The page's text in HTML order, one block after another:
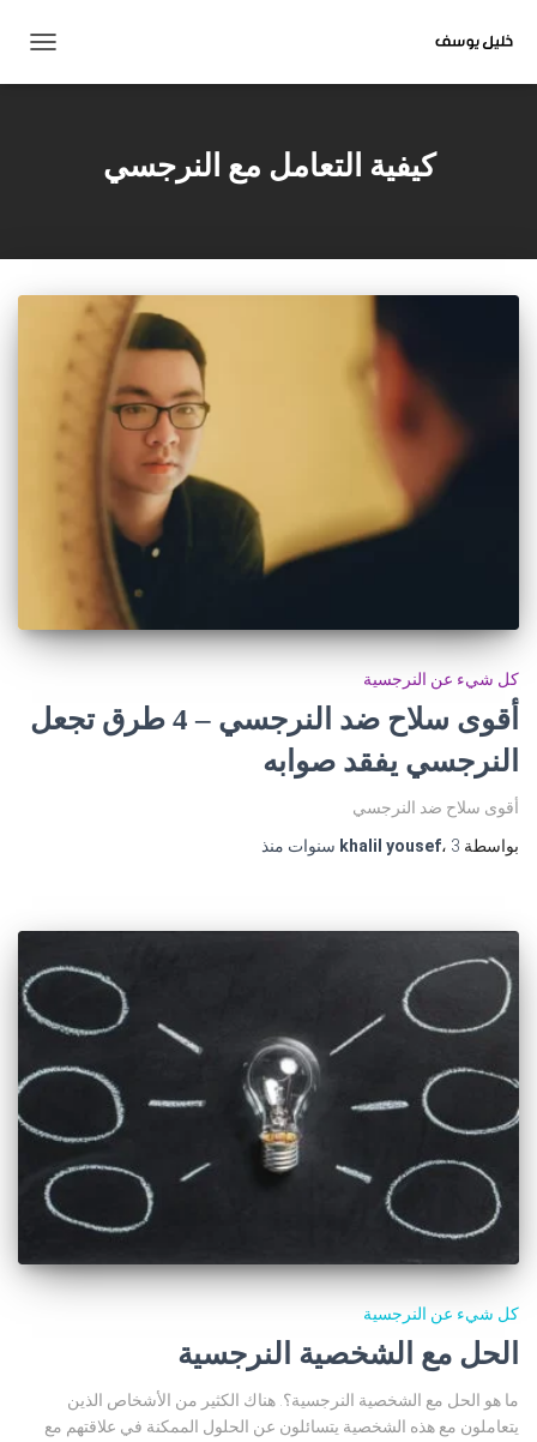
التنقل
كيفية التعامل مع النرجسي
كل شيء عن النرجسية
أقوى سلاح ضد النرجسي – 4 طرق تجعل
النرجسي يفقد صوابه
أقوى سلاح ضد النرجسي
بواسطة
khalil yousef، 3 سنوات منذ
كل شيء عن النرجسية
الحل مع الشخصية النرجسية
ما هو الحل مع الشخصية النرجسية؟. هناك الكثير من الأشخاص الذين
يتعاملون مع هذه الشخصية يتسائلون عن الحلول الممكنة في علاقتهم مع